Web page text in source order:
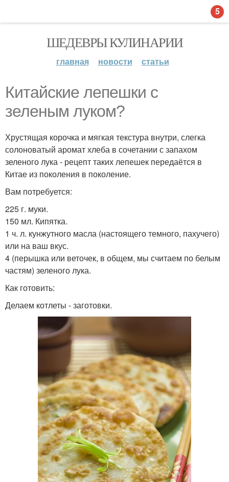
ШЕДЕВРЫ КУЛИНАРИИ
главная новости статьи
Китайские лепешки с
зеленым луком?
Хрустящая корочка и мягкая текстура внутри, слегка
солоноватый аромат хлеба в сочетании с запахом
зеленого лука - рецепт таких лепешек передаётся в
Китае из поколения в поколение.
Вам потребуется:
225 г. муки.
150 мл. Кипятка.
1 ч. л. кунжутного масла (настоящего темного, пахучего)
или на ваш вкус.
4 (перышка или веточек, в общем, мы считаем по белым
частям) зеленого лука.
Как готовить:
Делаем котлеты - заготовки.
5